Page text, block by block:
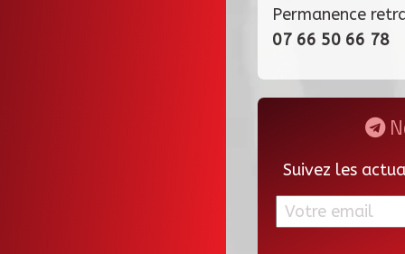
Permanence
07 66 50 66 78
Suivez les